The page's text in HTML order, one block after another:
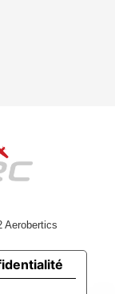
Aerobertics